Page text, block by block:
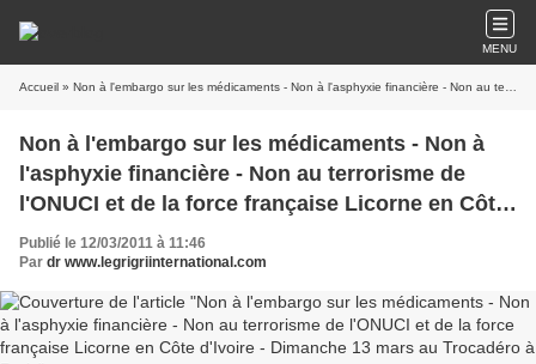
MENU
Accueil » Non à l'embargo sur les médicaments - Non à l'asphyxie financière - Non au terrorisme de l'ONUCI et de la force française Licorne en Côte d'Ivoire - Dimanche 13 mars au Trocadéro à Paris
Non à l'embargo sur les médicaments - Non à
l'asphyxie financière - Non au terrorisme de
l'ONUCI et de la force française Licorne en Côte
d'Ivoire - Dimanche 13 mars au Trocadéro à
Paris
Publié le 12/03/2011 à 11:46
Par dr www.legrigriinternational.com